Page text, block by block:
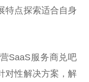
特点探索适合自身
SaaS服务商兑吧
对性解决方案，解